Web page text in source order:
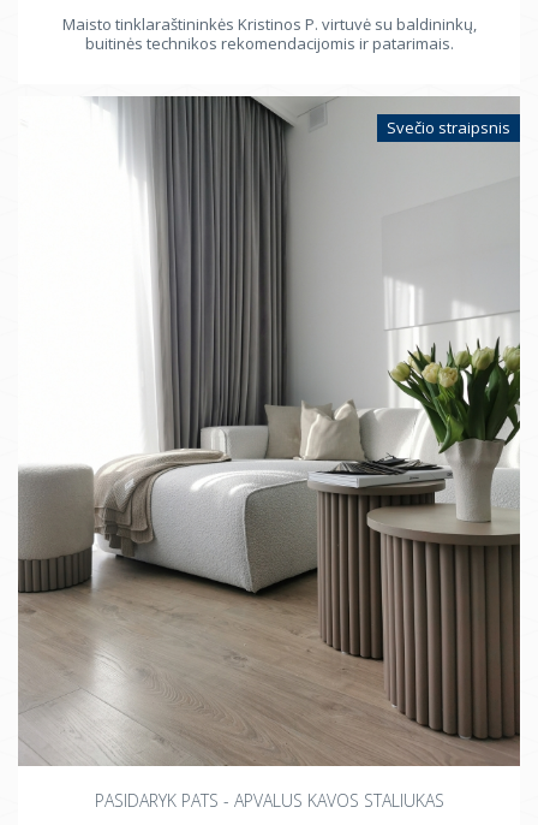
Maisto tinklaraštininkės Kristinos P. virtuvė su baldininkų,
buitinės technikos rekomendacijomis ir patarimais.
Svečio straipsnis
PASIDARYK PATS - APVALUS KAVOS STALIUKAS